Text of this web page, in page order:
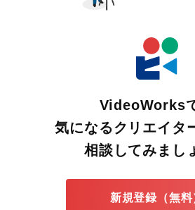
VideoWorks
気になるクリエイタ
相談してみまし
新規登録（無料